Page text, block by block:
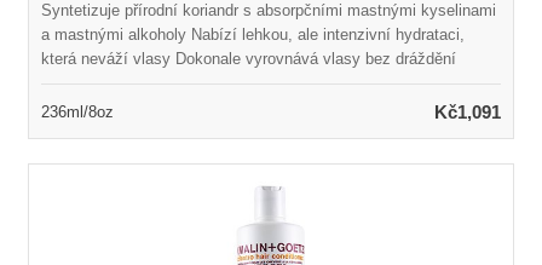
Syntetizuje přírodní koriandr s absorpčními mastnými kyselinami
a mastnými alkoholy Nabízí lehkou, ale intenzivní hydrataci,
která neváží vlasy Dokonale vyrovnává vlasy bez dráždění
a zdravě vypadající Naplněno přirozenou vůní a barvou Vhodné
236ml/8oz Kč1,091